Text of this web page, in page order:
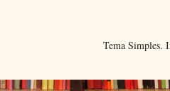
Tema Simples.